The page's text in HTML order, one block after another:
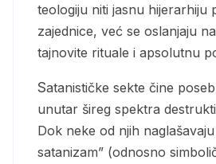
teologiju niti jasnu hijerarhiju
zajednice, već se oslanjaju
tajnovite rituale i apsolutnu
Satanističke sekte čine posebnu kategoriju
unutar šireg spektra
Dok neke od njih
satanizam” (odnosno